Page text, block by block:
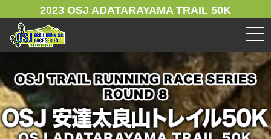
2023 OSJ ADATARAYAMA TRAIL 50K